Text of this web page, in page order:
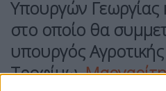
Υπουργών Γεωργίας
στο οποίο θα
υπουργός
Τροφίμω,